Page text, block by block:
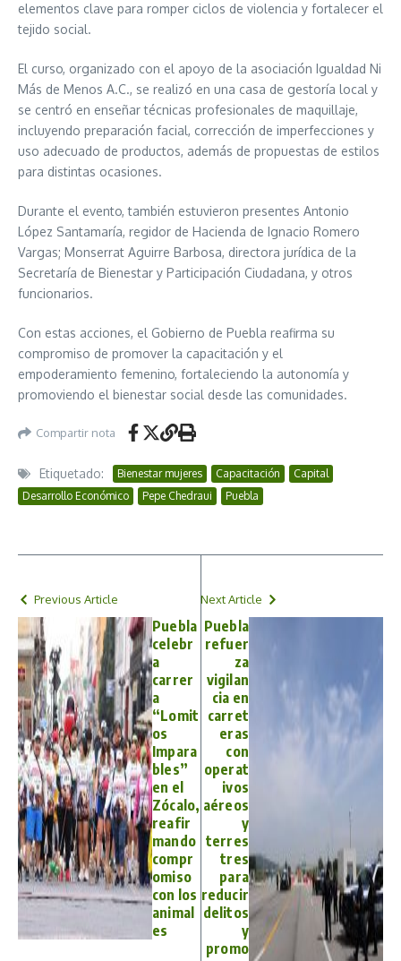
elementos clave para romper ciclos de violencia y fortalecer el
tejido social.
El curso, organizado con el apoyo de la asociación Igualdad Ni
Más de Menos A.C., se realizó en una casa de gestoría local y
se centró en enseñar técnicas profesionales de maquillaje,
incluyendo preparación facial, corrección de imperfecciones y
uso adecuado de productos, además de propuestas de estilos
para distintas ocasiones.
Durante el evento, también estuvieron presentes Antonio
López Santamaría, regidor de Hacienda de Ignacio Romero
Vargas; Monserrat Aguirre Barbosa, directora jurídica de la
Secretaría de Bienestar y Participación Ciudadana, y otros
funcionarios.
Con estas acciones, el Gobierno de Puebla reafirma su
compromiso de promover la capacitación y el
empoderamiento femenino, fortaleciendo la autonomía y
promoviendo el bienestar social desde las comunidades.
Compartir nota
Etiquetado: Bienestar mujeres Capacitación
Capital
Desarrollo Económico
Pepe Chedraui Puebla
Previous Article
Puebla
celebr
a
carrer
a
“Lomit
os
Impara
bles”
en el
Zócalo,
reafir
mando
compr
omiso
con los
animal
es
Next Article
Puebla
refuer
za
vigilan
cia en
carret
eras
con
operat
ivos
aéreos
y
terres
tres
para
reducir
delitos
y
promo